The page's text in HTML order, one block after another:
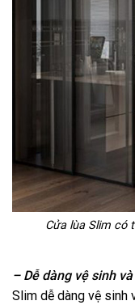
Cửa lùa Slim có
– Dễ dàng vệ sinh
Slim dễ dàng vệ sinh